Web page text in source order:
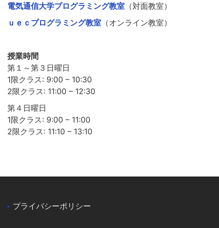
電気通信大学プログラミング教室 （対面教室）
ｕｅｃプログラミング教室 （オンライン教室）
授業時間
第１～第３日曜日
1限クラス: 9:00 – 10:30
2限クラス: 11:00 – 12:30
第４日曜日
1限クラス: 9:00 – 11:00
2限クラス: 11:10 – 13:10
プライバシーポリシー